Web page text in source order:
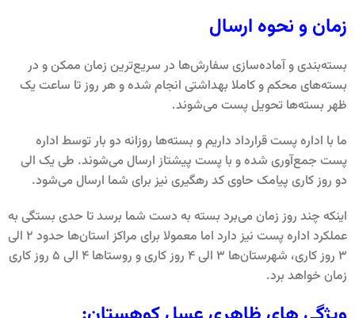
زمان و نحوه ارسال
بسته‌بندی و آماده‌سازی سفارش‌ها در سریع‌ترین زمان ممکن و در
بسته‌های محکم و کاملا بهداشتی انجام شده و هر روز تا ساعت یک
ظهر بسته‌ها تحویل پست می‌شوند.
ما با اداره پست قرارداد داریم و بسته‌ها روزانه دو بار توسط اداره
پست جمع‌آوری شده و با پست پیشتاز ارسال می‌شوند. طی یک الی
دو روز کاری پیامک حاوی کد رهگیری نیز برای شما ارسال می‌شود.
اینکه چند روز زمان می‌برد بسته به دست شما برسد تا حدی بستگی به
عملکرد اداره پست نیز دارد اما معمولا برای مراکز استان‌ها حدود 2 الی
3 روز کاری، شهرستان‌ها 3 الی 4 روز کاری و روستاها 4 الی 5 روز کاری
زمان خواهد برد.